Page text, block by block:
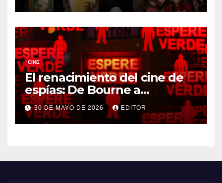
CINE
El renacimiento del cine de
espías: De Bourne a
Treadstone
30 DE MAYO DE 2026 EDITOR